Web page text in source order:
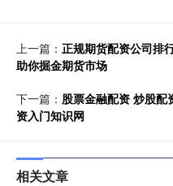
上一篇： 正规期货配资公司排
助你掘金期货市场
下一篇： 股票金融配资 炒股配
资入门知识网
相关文章